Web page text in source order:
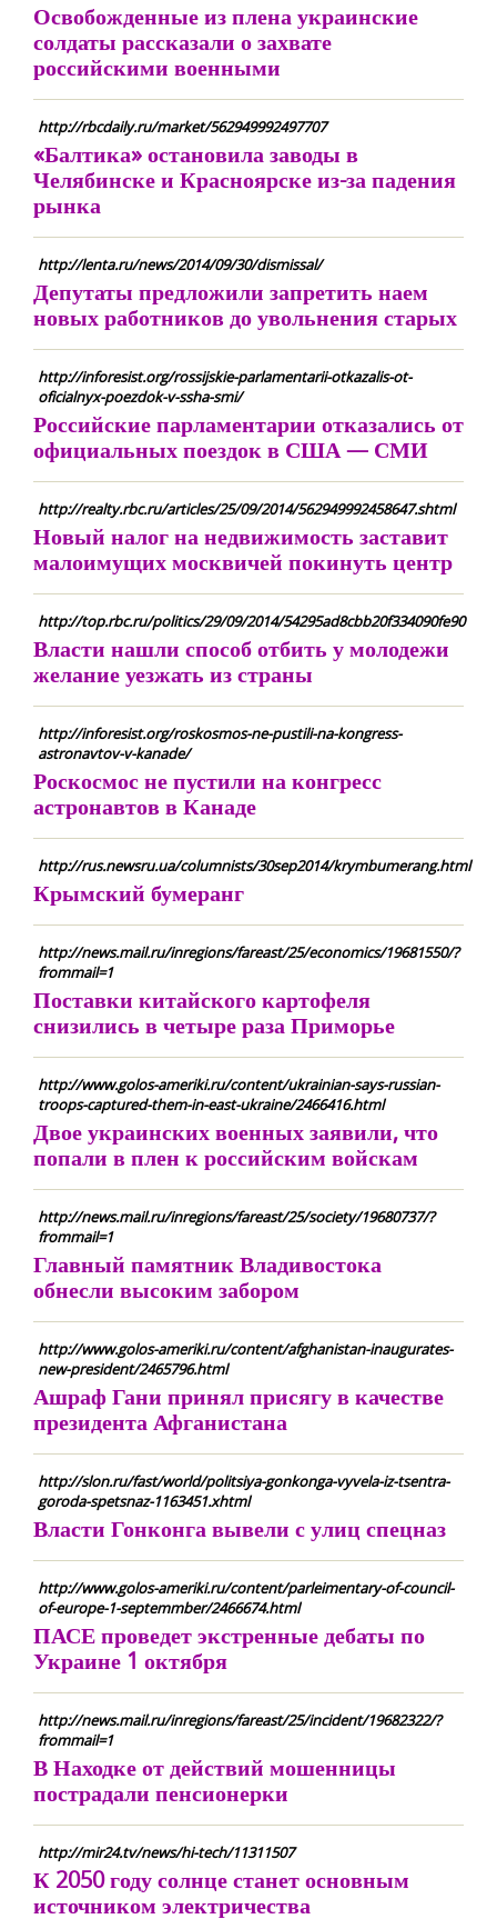
Освобожденные из плена украинские
солдаты рассказали о захвате
российскими военными
http://rbcdaily.ru/market/562949992497707
«Балтика» остановила заводы в
Челябинске и Красноярске из-за падения
рынка
http://lenta.ru/news/2014/09/30/dismissal/
Депутаты предложили запретить наем
новых работников до увольнения старых
http://inforesist.org/rossijskie-parlamentarii-otkazalis-ot-
oficialnyx-poezdok-v-ssha-smi/
Российские парламентарии отказались от
официальных поездок в США — СМИ
http://realty.rbc.ru/articles/25/09/2014/562949992458647.shtml
Новый налог на недвижимость заставит
малоимущих москвичей покинуть центр
http://top.rbc.ru/politics/29/09/2014/54295ad8cbb20f334090fe90
Власти нашли способ отбить у молодежи
желание уезжать из страны
http://inforesist.org/roskosmos-ne-pustili-na-kongress-
astronavtov-v-kanade/
Роскосмос не пустили на конгресс
астронавтов в Канаде
http://rus.newsru.ua/columnists/30sep2014/krymbumerang.html
Крымский бумеранг
http://news.mail.ru/inregions/fareast/25/economics/19681550/?
frommail=1
Поставки китайского картофеля
снизились в четыре раза Приморье
http://www.golos-ameriki.ru/content/ukrainian-says-russian-
troops-captured-them-in-east-ukraine/2466416.html
Двое украинских военных заявили, что
попали в плен к российским войскам
http://news.mail.ru/inregions/fareast/25/society/19680737/?
frommail=1
Главный памятник Владивостока
обнесли высоким забором
http://www.golos-ameriki.ru/content/afghanistan-inaugurates-
new-president/2465796.html
Ашраф Гани принял присягу в качестве
президента Афганистана
http://slon.ru/fast/world/politsiya-gonkonga-vyvela-iz-tsentra-
goroda-spetsnaz-1163451.xhtml
Власти Гонконга вывели с улиц спецназ
http://www.golos-ameriki.ru/content/parleimentary-of-council-
of-europe-1-septemmber/2466674.html
ПАСЕ проведет экстренные дебаты по
Украине 1 октября
http://news.mail.ru/inregions/fareast/25/incident/19682322/?
frommail=1
В Находке от действий мошенницы
пострадали пенсионерки
http://mir24.tv/news/hi-tech/11311507
К 2050 году солнце станет основным
источником электричества